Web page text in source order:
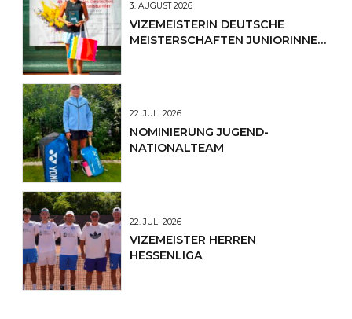
3. AUGUST 2026
VIZEMEISTERIN DEUTSCHE
MEISTERSCHAFTEN JUNIORINNEN
22. JULI 2026
NOMINIERUNG JUGEND-
NATIONALTEAM
22. JULI 2026
VIZEMEISTER HERREN
HESSENLIGA